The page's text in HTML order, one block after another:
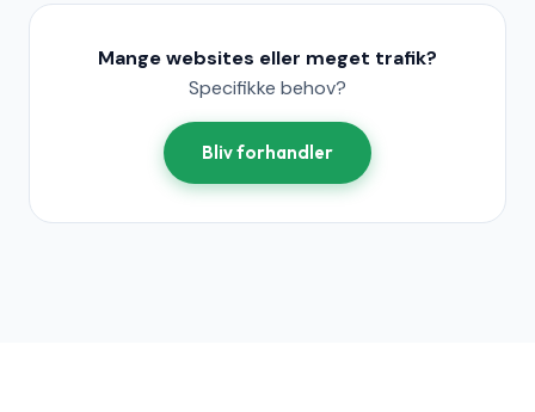
Mange websites eller meget trafik?
Specifikke behov?
Bliv forhandler